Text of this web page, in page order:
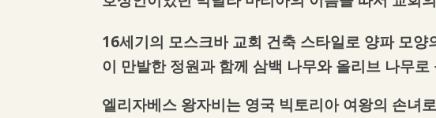
16세기의 모스크바 교회 건축 스타일로 양파 모
이 만발한 정원과 함께 삼백 나무와 올리브 나무
엘리자베스 왕자비는 영국 빅토리아 여왕의 손녀